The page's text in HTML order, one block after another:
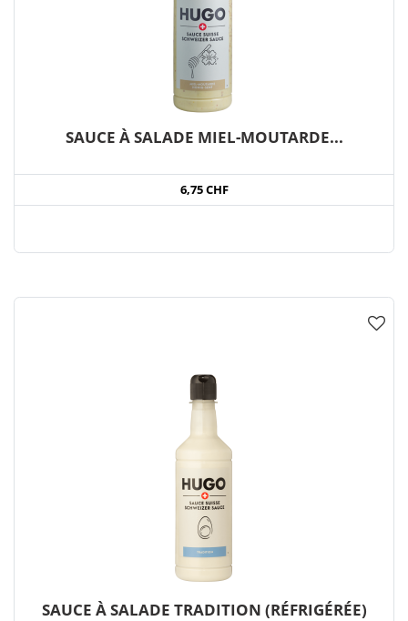
SAUCE À SALADE MIEL-MOUTARDE...
6,75 CHF
SAUCE À SALADE TRADITION (RÉFRIGÉRÉE)